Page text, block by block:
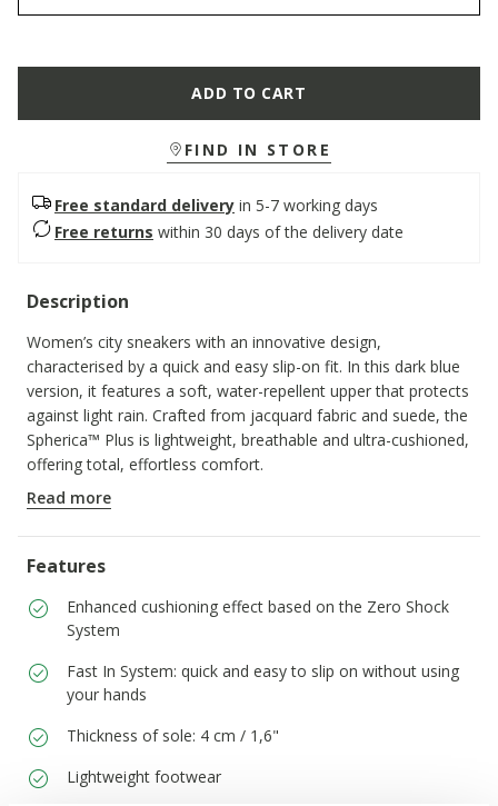
ADD TO CART
FIND IN STORE
Free standard delivery in 5-7 working days
Free returns within 30 days of the delivery date
Description
Women’s city sneakers with an innovative design,
characterised by a quick and easy slip-on fit. In this dark blue
version, it features a soft, water-repellent upper that protects
against light rain. Crafted from jacquard fabric and suede, the
Spherica™ Plus is lightweight, breathable and ultra-cushioned,
offering total, effortless comfort.
ITEM CODE:
Read more
Features
Enhanced cushioning effect based on the Zero Shock
System
Fast In System: quick and easy to slip on without using
your hands
Thickness of sole: 4 cm / 1,6"
Lightweight footwear